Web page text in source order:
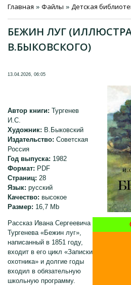
Главная » Файлы » Детская
БЕЖИН ЛУГ
В.БЫКОВСКОГО)
13.04.2026, 06:05
Автор книги: Тургенев
И.С.
Художник: В.Быковский
Издательство: Советская
Россия
Год выпуска: 1982
Формат: PDF
Страниц: 28
Язык: русский
Качество: высокое
Размер: 16,7 Mb
Рассказ Ивана Сергеевича
Тургенева «Бежин луг»,
написанный в 1851 году,
входит в его цикл «Записки
охотника» и долгие годы
входил в обязательную
школьную программу.